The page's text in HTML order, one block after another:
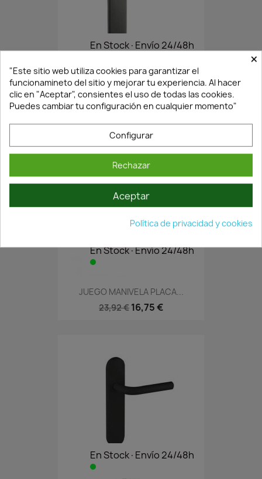
En Stock·Envío 24/48h
JUEGO MANIVELA NORA CON...
12,20 €8,54 €
En Stock·Envío 24/48h
JUEGO MANIVELA PLACA...
23,92 € 16,75 €
En Stock·Envío 24/48h
×
"Este sitio web utiliza cookies para garantizar el
funcionamineto del sitio y mejorar tu experiencia. Al hacer
clic en "Aceptar", consientes el uso de todas las cookies.
Puedes cambiar tu configuración en cualquier momento"
Configurar
Rechazar
Aceptar
Política de privacidad y cookies